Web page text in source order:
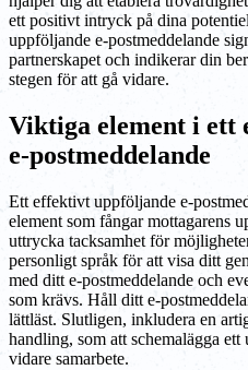
ett positivt intryck på dina
uppföljande e-postmeddelande
partnerskapet och indikerar din
stegen för att gå vidare.
Viktiga element i ett
e-postmeddelande
Ett effektivt uppföljande e-
element som fångar mottagarens
uttrycka tacksamhet för
personligt språk för att visa ditt
med ditt e-postmeddelande och
som krävs. Håll ditt e-
lättläst. Slutligen, inkludera en
handling, som att schemalägga
vidare samarbete.